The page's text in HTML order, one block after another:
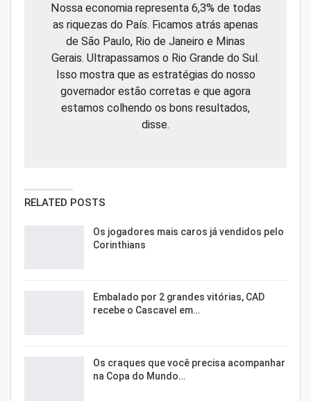
Nossa economia representa 6,3% de todas
as riquezas do País. Ficamos atrás apenas
de São Paulo, Rio de Janeiro e Minas
Gerais. Ultrapassamos o Rio Grande do Sul.
Isso mostra que as estratégias do nosso
governador estão corretas e que agora
estamos colhendo os bons resultados,
disse.
RELATED POSTS
Os jogadores mais caros já vendidos pelo
Corinthians
Embalado por 2 grandes vitórias, CAD
recebe o Cascavel em…
Os craques que você precisa acompanhar
na Copa do Mundo…